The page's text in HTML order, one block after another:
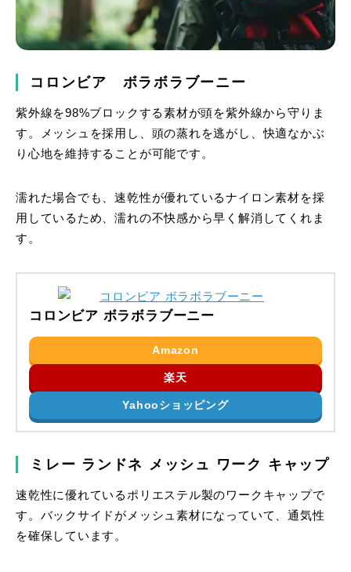
コロンビア ボラボラブーニー
紫外線を98%ブロックする素材が頭を紫外線から守りま
す。メッシュを採用し、頭の蒸れを逃がし、快適なかぶ
り心地を維持することが可能です。
濡れた場合でも、速乾性が優れているナイロン素材を採
用しているため、濡れの不快感から早く解消してくれま
す。
コロンビア ボラボラブーニー
Amazon
楽天
Yahooショッピング
ミレー ランドネ メッシュ ワーク キャップ
速乾性に優れているポリエステル製のワークキャップで
す。バックサイドがメッシュ素材になっていて、通気性
を確保しています。